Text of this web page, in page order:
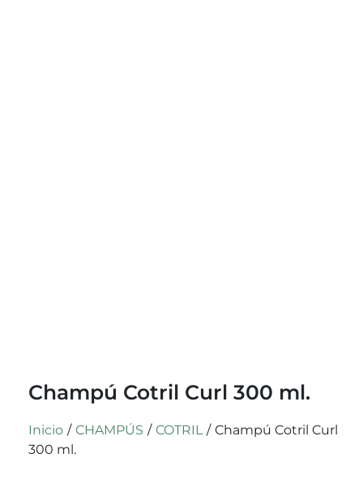
Champú Cotril Curl 300 ml.
Inicio / CHAMPÚS / COTRIL / Champú Cotril Curl
300 ml.